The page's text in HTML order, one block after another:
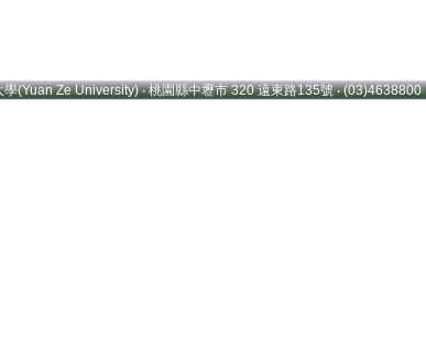
(Yuan Ze University) ‧ 桃園縣中壢市 320 遠東路135號 ‧ (03)4638800